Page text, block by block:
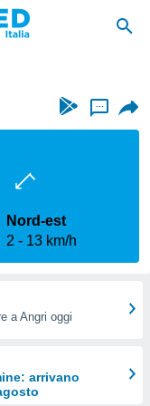
...
Nord-est
2
13 km/h
a Angri oggi
arrivano